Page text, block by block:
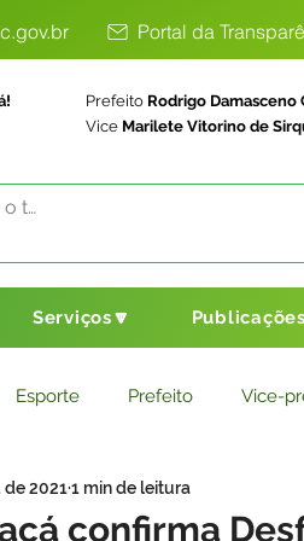
Portal da
Prefeito Rodrigo Damasceno
Vice Marilete Vitorino de
Serviços🔽
Esporte Prefeito Vice-
Básico
confirma
de 20211 min de leitura